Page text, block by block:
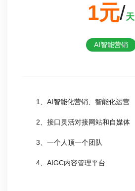
1元/天
AI智能营销
1、AI智能化营销、智能化运营
2、接口灵活对接网站和自媒体
3、一个人顶一个团队
4、AIGC内容管理平台